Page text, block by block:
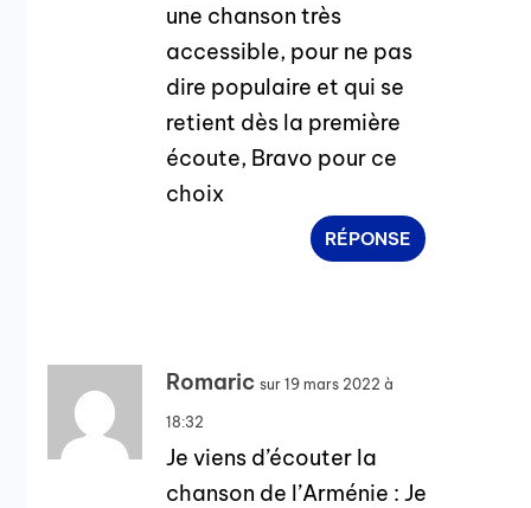
une chanson très
accessible, pour ne pas
dire populaire et qui se
retient dès la première
écoute, Bravo pour ce
choix
RÉPONSE
Romaric sur 19 mars 2022 à
18:32
Je viens d’écouter la
chanson de l’Arménie : Je